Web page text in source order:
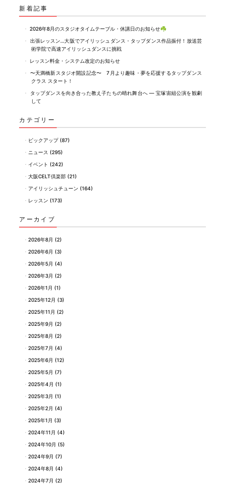
b
o
o
k
新着記事
2026年8月のスタジオタイムテーブル・休講日のお知らせ☘️
出張レッスン…大阪でアイリッシュダンス・タップダンス作品振付！放送芸
術学院で高速アイリッシュダンスに挑戦
レッスン料金・システム改定のお知らせ
〜天満橋新スタジオ開設記念〜 7月より趣味・夢を応援するタップダンス
クラス スタート！
タップダンスを向き合った教え子たちの晴れ舞台へ ― 宝塚宙組公演を観劇
して
カテゴリー
ピックアップ(87)
ニュース (295)
イベント (242)
大阪CELT倶楽部 (21)
アイリッシュチューン (164)
レッスン (173)
アーカイブ
2026年8月 (2)
2026年6月 (3)
2026年5月 (4)
2026年3月 (2)
2026年1月 (1)
2025年12月 (3)
2025年11月 (2)
2025年9月 (2)
2025年8月 (2)
2025年7月 (4)
2025年6月 (12)
2025年5月 (7)
2025年4月 (1)
2025年3月 (1)
2025年2月 (4)
2025年1月 (3)
2024年11月 (4)
2024年10月 (5)
2024年9月 (7)
2024年8月 (4)
2024年7月 (2)